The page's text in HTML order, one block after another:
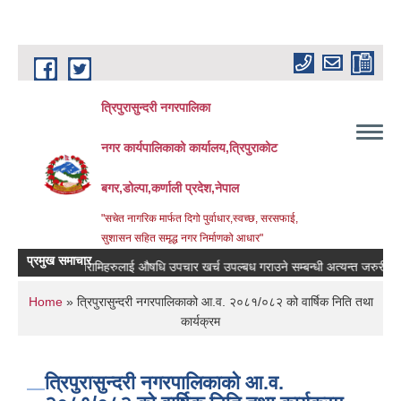
Skip to main content
त्रिपुरासुन्दरी नगरपालिका
नगर कार्यपालिकाको कार्यालय,त्रिपुराकोट
बगर,डोल्पा,कर्णाली प्रदेश,नेपाल
"सचेत नागरिक मार्फत दिगो पुर्वाधार,स्वच्छ, सरसफाई,
सुशासन सहित समृद्ध नगर निर्माणको आधार"
प्रमुख समाचार
बिरामिहरुलाई ‍‌औषधि उपचार खर्च उपल्बध गराउने सम्बन्धी अत्यन्त जरुरी सुचना ।
You are here
Home» त्रिपुरासुन्दरी नगरपालिकाको आ.व. २०८१/०८२ को वार्षिक निति तथा
कार्यक्रम
त्रिपुरासुन्दरी नगरपालिकाको आ.व.